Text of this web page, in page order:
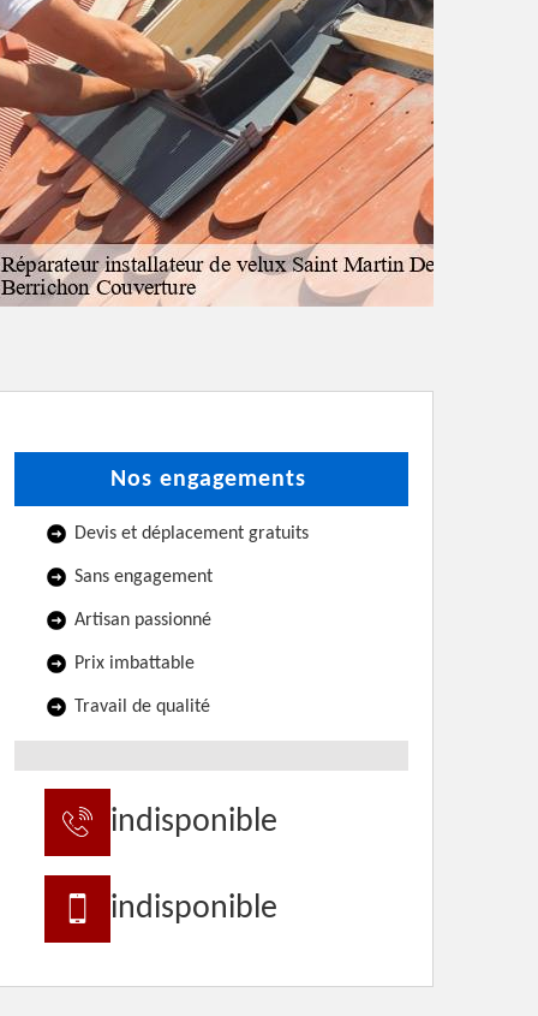
Nos engagements
Devis et déplacement gratuits
Sans engagement
Artisan passionné
Prix imbattable
Travail de qualité
indisponible
indisponible